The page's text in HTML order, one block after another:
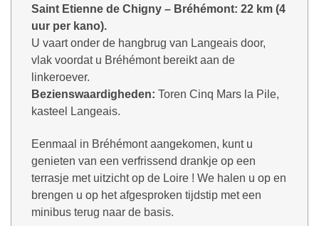
Saint Etienne de Chigny – Bréhémont: 22 km (4
uur per kano).
U vaart onder de hangbrug van Langeais door,
vlak voordat u Bréhémont bereikt aan de
linkeroever.
Bezienswaardigheden: Toren Cinq Mars la Pile,
kasteel Langeais.
Eenmaal in Bréhémont aangekomen, kunt u
genieten van een verfrissend drankje op een
terrasje met uitzicht op de Loire ! We halen u op en
brengen u op het afgesproken tijdstip met een
minibus terug naar de basis.